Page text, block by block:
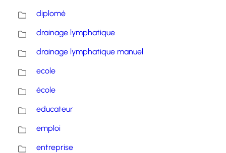
diplomé
drainage lymphatique
drainage lymphatique manuel
ecole
école
educateur
emploi
entreprise